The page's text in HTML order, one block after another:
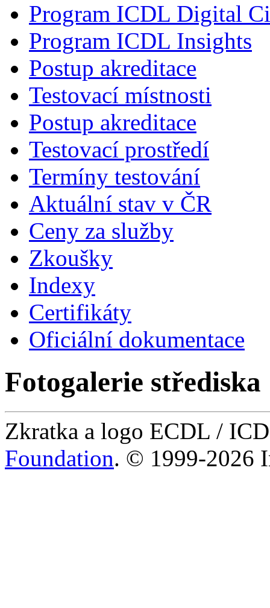
Program ICDL Digital
Program ICDL Insights
Postup akreditace
Testovací místnosti
Postup akreditace
Testovací prostředí
Termíny testování
Aktuální stav v ČR
Ceny za služby
Zkoušky
Indexy
Certifikáty
Oficiální dokumentace
Fotogalerie střediska
Zkratka a logo ECDL /
Foundation. © 1999-2026